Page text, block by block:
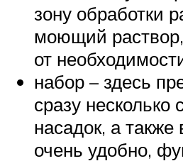
зону обработки
моющий
от
набор – здесь
сразу
насадок, а также
очень удобно,